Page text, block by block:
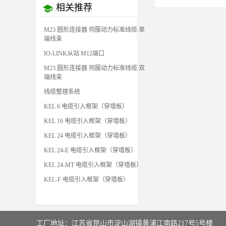
相关推荐
M23 圆形连接器 伺服动力标准线缆 单
端线束
IO-LINK从站 M12端口
M23 圆形连接器 伺服动力标准线缆 双
端线束
线缆整理系统
KEL 6 电缆引入框架（穿墙板）
KEL 16 电缆引入框架（穿墙板）
KEL 24 电缆引入框架（穿墙板）
KEL 24-E 电缆引入框架（穿墙板）
KEL 24-MT 电缆引入框架（穿墙板）
KEL-F 电缆引入框架（穿墙板）
工厂地址：江苏省昆山市淀山湖镇黄浦江南路217号5号楼